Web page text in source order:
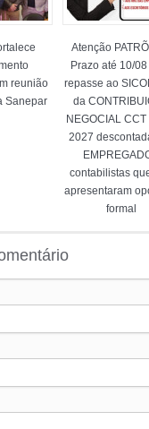
reunião
Sanepar
Atenção
Prazo até 10/
repasse ao
da
NEGOCIAL
2027
contabilistas
apresentaram
formal